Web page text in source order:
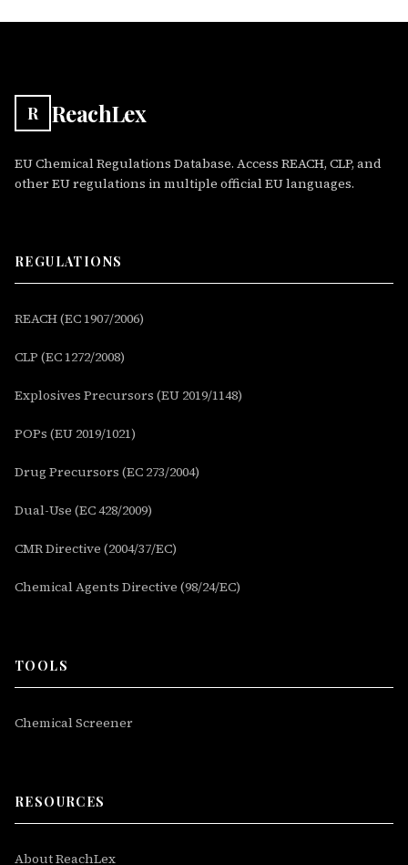
R ReachLex
EU Chemical Regulations Database. Access REACH, CLP, and
other EU regulations in multiple official EU languages.
REGULATIONS
REACH (EC 1907/2006)
CLP (EC 1272/2008)
Explosives Precursors (EU 2019/1148)
POPs (EU 2019/1021)
Drug Precursors (EC 273/2004)
Dual-Use (EC 428/2009)
CMR Directive (2004/37/EC)
Chemical Agents Directive (98/24/EC)
TOOLS
Chemical Screener
RESOURCES
About ReachLex